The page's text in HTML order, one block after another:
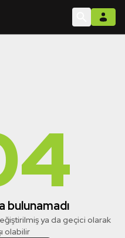
bulunamadı
ya da geçici olarak
olabilir